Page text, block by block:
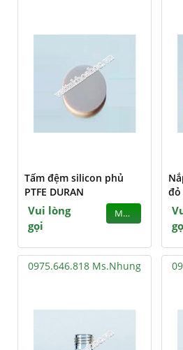
Tấm đệm silicon phủ
PTFE DURAN
Vui lòng
gọi
MUA
đỏ
0975.646.818 Ms.Nhung